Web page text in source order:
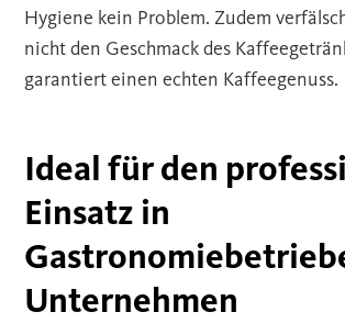
Hygiene kein Problem. Zudem
nicht den Geschmack des
garantiert einen echten Kaffeegenuss.
Ideal für den
Einsatz in
Unternehmen